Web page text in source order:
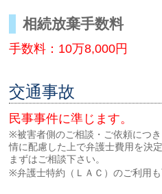
相続放棄手数料
手数料：10万8,000円
交通事故
民事事件に準じます。
※被害者側のご相談・ご依頼につ
情に配慮した上で弁護士費用を決定
まずはご相談下さい。
※弁護士特約（ＬＡＣ）のご利用も